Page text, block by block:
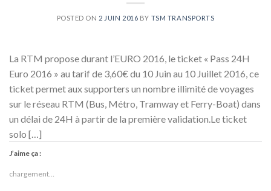
POSTED ON 2 JUIN 2016 BY TSM TRANSPORTS
La RTM propose durant l’EURO 2016, le ticket « Pass 24H
Euro 2016 » au tarif de 3,60€ du 10 Juin au 10 Juillet 2016, ce
ticket permet aux supporters un nombre illimité de voyages
sur le réseau RTM (Bus, Métro, Tramway et Ferry-Boat) dans
un délai de 24H à partir de la première validation.Le ticket
solo […]
J’aime ça :
chargement…